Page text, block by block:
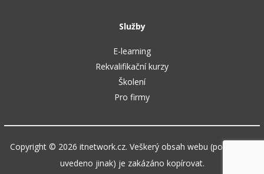
Služby
E-learning
Rekvalifikační kurzy
Školení
Pro firmy
Copyright © 2026 itnetwork.cz. Veškerý obsah webu (pokud není
uvedeno jinak) je zakázáno kopírovat.